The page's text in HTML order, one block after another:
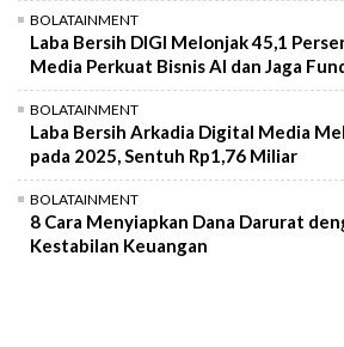
BOLATAINMENT
Laba Bersih DIGI Melonjak 45,1
Media Perkuat Bisnis AI dan Jaga
BOLATAINMENT
Laba Bersih Arkadia Digital Media
pada 2025, Sentuh Rp1,76 Miliar
BOLATAINMENT
8 Cara Menyiapkan Dana Darurat
Kestabilan Keuangan